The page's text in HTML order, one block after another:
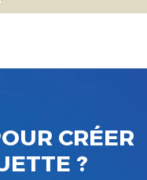
CRÉER
?